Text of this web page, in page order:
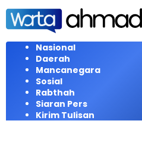
Langsung
konten
Nasional
Daerah
Mancanegara
Sosial
Rabthah
Siaran Pers
Kirim Tulisan